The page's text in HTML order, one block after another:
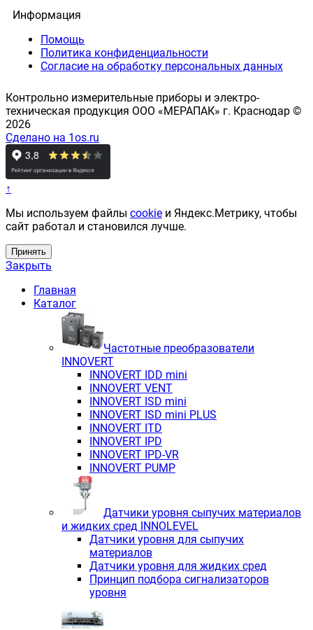
Информация
Помощь
Политика конфиденциальности
Согласие на обработку персональных данных
Контрольно измерительные приборы и электро-
техническая продукция ООО «МЕРАПАК» г. Краснодар ©
2026
Сделано на 1os.ru
↑
Мы используем файлы cookie и Яндекс.Метрику, чтобы
сайт работал и становился лучше.
Принять
Закрыть
Главная
Каталог
Частотные преобразователи
INNOVERT
INNOVERT IDD mini
INNOVERT VENT
INNOVERT ISD mini
INNOVERT ISD mini PLUS
INNOVERT ITD
INNOVERT IРD
INNOVERT IРD-VR
INNOVERT PUMP
Датчики уровня сыпучих материалов
и жидких сред INNOLEVEL
Датчики уровня для сыпучих
материалов
Датчики уровня для жидких сред
Принцип подбора сигнализаторов
уровня